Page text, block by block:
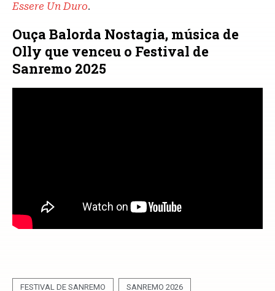
Essere Un Duro.
Ouça Balorda Nostagia, música de
Olly que venceu o Festival de
Sanremo 2025
FESTIVAL DE SANREMO SANREMO 2026